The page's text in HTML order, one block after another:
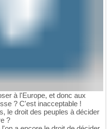
à l'Europe, et donc aux
? C'est inacceptable !
le droit des peuples à décider
?